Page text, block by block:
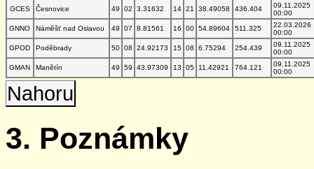
GCES
Česnovice 49 02 3.31632 14 21 38.49058 436.404
09.11.2025
00:00
GNNO
Náměšť nad Oslavou 49 07 8.81561 16 00 54.89604 511.325
22.03.2026
00:00
GPOD
Poděbrady 50 08 24.92173 15 08 6.75294 254.439
09.11.2025
00:00
GMAN
Manětín 49 59 43.97309 13 05 11.42921 764.121
09.11.2025
00:00
Nahoru
3. Poznámky